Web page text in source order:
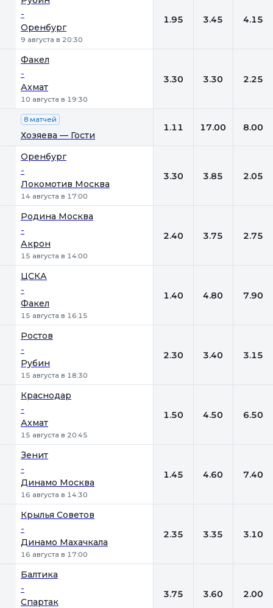
-
Оренбург
9 августа в 20:30
1.95 3.45 4.15
Факел
-
Ахмат
10 августа в 19:30
3.30 3.30 2.25
8 матчей
Хозяева — Гости
1.11 17.00 8.00
Оренбург
-
Локомотив Москва
14 августа в 17:00
3.30 3.85 2.05
Родина Москва
-
Акрон
15 августа в 14:00
2.40 3.75 2.75
ЦСКА
-
Факел
15 августа в 16:15
1.40 4.80 7.90
Ростов
-
Рубин
15 августа в 18:30
2.30 3.40 3.15
Краснодар
-
Ахмат
15 августа в 20:45
1.50 4.50 6.50
Зенит
-
Динамо Москва
16 августа в 14:30
1.45 4.60 7.40
Крылья Советов
-
Динамо Махачкала
16 августа в 17:00
2.35 3.35 3.10
Балтика
-
Спартак
3.75 3.60 2.00